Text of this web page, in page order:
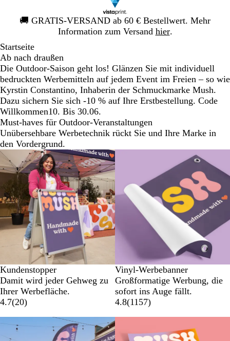
🚚 GRATIS-VERSAND ab 60 € Bestellwert. Mehr
Information zum Versand hier.
Galeriebild
1
Startseite
Ab nach draußen
Die Outdoor-Saison geht los! Glänzen Sie mit individuell
bedruckten Werbemitteln auf jedem Event im Freien – so wie
Kyrstin Constantino, Inhaberin der Schmuckmarke Mush.
Dazu sichern Sie sich -10 % auf Ihre Erstbestellung. Code
Willkommen10. Bis 30.06.
Must-haves für Outdoor-Veranstaltungen
Unübersehbare Werbetechnik rückt Sie und Ihre Marke in
den Vordergrund.
Kundenstopper
Damit wird jeder Gehweg zu
Ihrer Werbefläche.
4.7(20)
Vinyl-Werbebanner
Großformatige Werbung, die
sofort ins Auge fällt.
4.8(1157)